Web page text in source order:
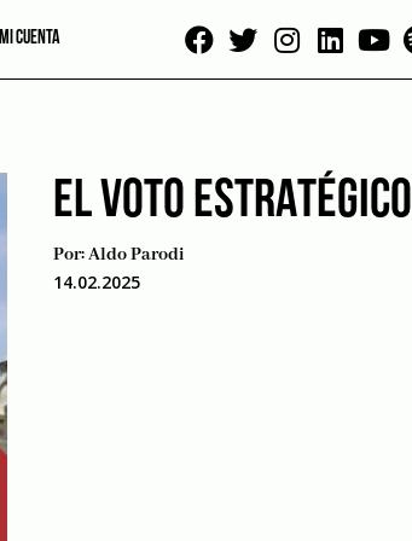
MI CUENTA
EL VOTO ESTRATÉGICO
Por:Aldo Parodi
14.02.2025